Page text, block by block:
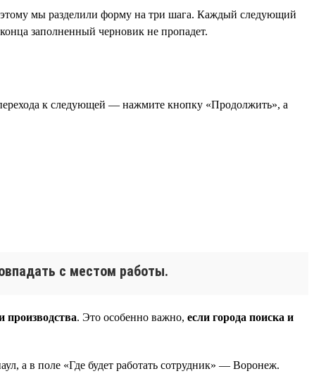
мы разделили форму на три шага. Каждый следующий
заполненный черновик не пропадет.
к следующей — нажмите кнопку «Продолжить», а
с местом работы.
производства. Это особенно важно, если города поиска и
а в поле «Где будет работать сотрудник» — Воронеж.